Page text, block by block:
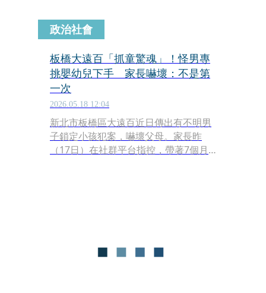
政治社會
板橋大遠百「抓童驚魂」！怪男專
挑嬰幼兒下手 家長嚇壞：不是第
一次
2026.05.18 12:04
新北市板橋區大遠百近日傳出有不明男
子鎖定小孩犯案，嚇壞父母。家長昨
（17日）在社群平台指控，帶著7個月
面，也鎖定涉案男子並通知到案，由於
涉案人未成年，訊後依強制等罪嫌移送